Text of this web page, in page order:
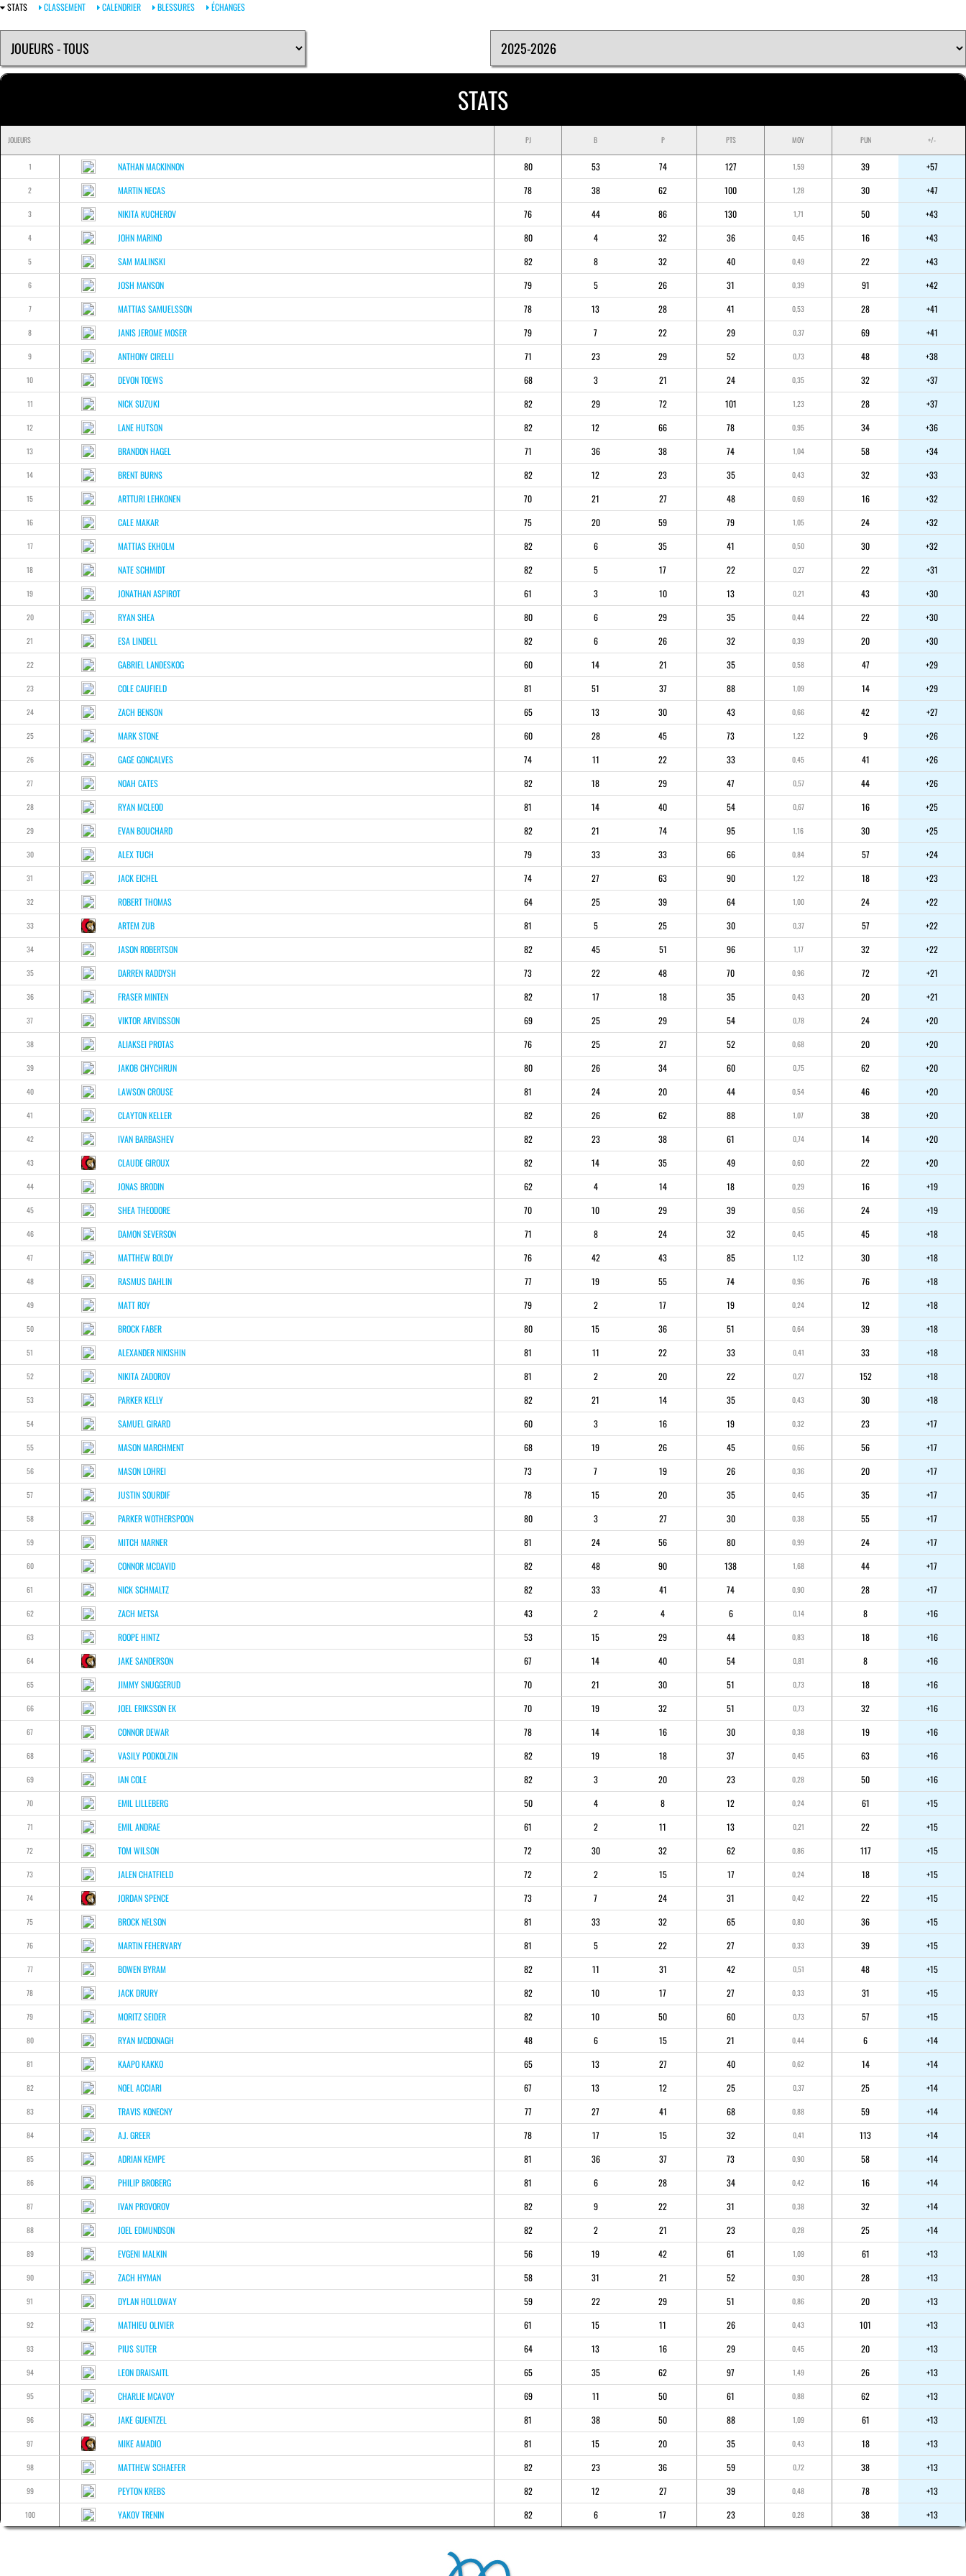
STATS CLASSEMENT CALENDRIER BLESSURES ÉCHANGES
STATS
JOUEURS PJ B P PTS MOY PUN +/-
1 NATHAN MACKINNON 80 53 74 127 1,59 39 +57
2 MARTIN NECAS 78 38 62 100 1,28 30 +47
3 NIKITA KUCHEROV 76 44 86 130 1,71 50 +43
4 JOHN MARINO 80 4 32 36 0,45 16 +43
5 SAM MALINSKI 82 8 32 40 0,49 22 +43
6 JOSH MANSON 79 5 26 31 0,39 91 +42
7 MATTIAS SAMUELSSON 78 13 28 41 0,53 28 +41
8 JANIS JEROME MOSER 79 7 22 29 0,37 69 +41
9 ANTHONY CIRELLI 71 23 29 52 0,73 48 +38
10 DEVON TOEWS 68 3 21 24 0,35 32 +37
11 NICK SUZUKI 82 29 72 101 1,23 28 +37
12 LANE HUTSON 82 12 66 78 0,95 34 +36
13 BRANDON HAGEL 71 36 38 74 1,04 58 +34
14 BRENT BURNS 82 12 23 35 0,43 32 +33
15 ARTTURI LEHKONEN 70 21 27 48 0,69 16 +32
16 CALE MAKAR 75 20 59 79 1,05 24 +32
17 MATTIAS EKHOLM 82 6 35 41 0,50 30 +32
18 NATE SCHMIDT 82 5 17 22 0,27 22 +31
19 JONATHAN ASPIROT 61 3 10 13 0,21 43 +30
20 RYAN SHEA 80 6 29 35 0,44 22 +30
21 ESA LINDELL 82 6 26 32 0,39 20 +30
22 GABRIEL LANDESKOG 60 14 21 35 0,58 47 +29
23 COLE CAUFIELD 81 51 37 88 1,09 14 +29
24 ZACH BENSON 65 13 30 43 0,66 42 +27
25 MARK STONE 60 28 45 73 1,22 9 +26
26 GAGE GONCALVES 74 11 22 33 0,45 41 +26
27 NOAH CATES 82 18 29 47 0,57 44 +26
28 RYAN MCLEOD 81 14 40 54 0,67 16 +25
29 EVAN BOUCHARD 82 21 74 95 1,16 30 +25
30 ALEX TUCH 79 33 33 66 0,84 57 +24
31 JACK EICHEL 74 27 63 90 1,22 18 +23
32 ROBERT THOMAS 64 25 39 64 1,00 24 +22
33 ARTEM ZUB 81 5 25 30 0,37 57 +22
34 JASON ROBERTSON 82 45 51 96 1,17 32 +22
35 DARREN RADDYSH 73 22 48 70 0,96 72 +21
36 FRASER MINTEN 82 17 18 35 0,43 20 +21
37 VIKTOR ARVIDSSON 69 25 29 54 0,78 24 +20
38 ALIAKSEI PROTAS 76 25 27 52 0,68 20 +20
39 JAKOB CHYCHRUN 80 26 34 60 0,75 62 +20
40 LAWSON CROUSE 81 24 20 44 0,54 46 +20
41 CLAYTON KELLER 82 26 62 88 1,07 38 +20
42 IVAN BARBASHEV 82 23 38 61 0,74 14 +20
43 CLAUDE GIROUX 82 14 35 49 0,60 22 +20
44 JONAS BRODIN 62 4 14 18 0,29 16 +19
45 SHEA THEODORE 70 10 29 39 0,56 24 +19
46 DAMON SEVERSON 71 8 24 32 0,45 45 +18
47 MATTHEW BOLDY 76 42 43 85 1,12 30 +18
48 RASMUS DAHLIN 77 19 55 74 0,96 76 +18
49 MATT ROY 79 2 17 19 0,24 12 +18
50 BROCK FABER 80 15 36 51 0,64 39 +18
51 ALEXANDER NIKISHIN 81 11 22 33 0,41 33 +18
52 NIKITA ZADOROV 81 2 20 22 0,27 152 +18
53 PARKER KELLY 82 21 14 35 0,43 30 +18
54 SAMUEL GIRARD 60 3 16 19 0,32 23 +17
55 MASON MARCHMENT 68 19 26 45 0,66 56 +17
56 MASON LOHREI 73 7 19 26 0,36 20 +17
57 JUSTIN SOURDIF 78 15 20 35 0,45 35 +17
58 PARKER WOTHERSPOON 80 3 27 30 0,38 55 +17
59 MITCH MARNER 81 24 56 80 0,99 24 +17
60 CONNOR MCDAVID 82 48 90 138 1,68 44 +17
61 NICK SCHMALTZ 82 33 41 74 0,90 28 +17
62 ZACH METSA 43 2 4 6 0,14 8 +16
63 ROOPE HINTZ 53 15 29 44 0,83 18 +16
64 JAKE SANDERSON 67 14 40 54 0,81 8 +16
65 JIMMY SNUGGERUD 70 21 30 51 0,73 18 +16
66 JOEL ERIKSSON EK 70 19 32 51 0,73 32 +16
67 CONNOR DEWAR 78 14 16 30 0,38 19 +16
68 VASILY PODKOLZIN 82 19 18 37 0,45 63 +16
69 IAN COLE 82 3 20 23 0,28 50 +16
70 EMIL LILLEBERG 50 4 8 12 0,24 61 +15
71 EMIL ANDRAE 61 2 11 13 0,21 22 +15
72 TOM WILSON 72 30 32 62 0,86 117 +15
73 JALEN CHATFIELD 72 2 15 17 0,24 18 +15
74 JORDAN SPENCE 73 7 24 31 0,42 22 +15
75 BROCK NELSON 81 33 32 65 0,80 36 +15
76 MARTIN FEHERVARY 81 5 22 27 0,33 39 +15
77 BOWEN BYRAM 82 11 31 42 0,51 48 +15
78 JACK DRURY 82 10 17 27 0,33 31 +15
79 MORITZ SEIDER 82 10 50 60 0,73 57 +15
80 RYAN MCDONAGH 48 6 15 21 0,44 6 +14
81 KAAPO KAKKO 65 13 27 40 0,62 14 +14
82 NOEL ACCIARI 67 13 12 25 0,37 25 +14
83 TRAVIS KONECNY 77 27 41 68 0,88 59 +14
84 A.J. GREER 78 17 15 32 0,41 113 +14
85 ADRIAN KEMPE 81 36 37 73 0,90 58 +14
86 PHILIP BROBERG 81 6 28 34 0,42 16 +14
87 IVAN PROVOROV 82 9 22 31 0,38 32 +14
88 JOEL EDMUNDSON 82 2 21 23 0,28 25 +14
89 EVGENI MALKIN 56 19 42 61 1,09 61 +13
90 ZACH HYMAN 58 31 21 52 0,90 28 +13
91 DYLAN HOLLOWAY 59 22 29 51 0,86 20 +13
92 MATHIEU OLIVIER 61 15 11 26 0,43 101 +13
93 PIUS SUTER 64 13 16 29 0,45 20 +13
94 LEON DRAISAITL 65 35 62 97 1,49 26 +13
95 CHARLIE MCAVOY 69 11 50 61 0,88 62 +13
96 JAKE GUENTZEL 81 38 50 88 1,09 61 +13
97 MIKE AMADIO 81 15 20 35 0,43 18 +13
98 MATTHEW SCHAEFER 82 23 36 59 0,72 38 +13
99 PEYTON KREBS 82 12 27 39 0,48 78 +13
100 YAKOV TRENIN 82 6 17 23 0,28 38 +13